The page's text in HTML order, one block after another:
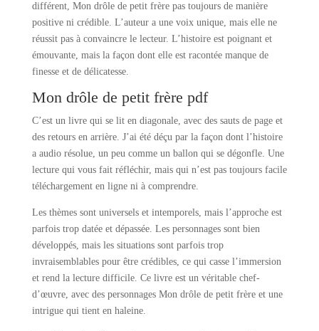
différent, Mon drôle de petit frère pas toujours de manière
positive ni crédible. L’auteur a une voix unique, mais elle ne
réussit pas à convaincre le lecteur. L’histoire est poignant et
émouvante, mais la façon dont elle est racontée manque de
finesse et de délicatesse.
Mon drôle de petit frère pdf
C’est un livre qui se lit en diagonale, avec des sauts de page et
des retours en arrière. J’ai été déçu par la façon dont l’histoire
a audio résolue, un peu comme un ballon qui se dégonfle. Une
lecture qui vous fait réfléchir, mais qui n’est pas toujours facile
téléchargement en ligne ni à comprendre.
Les thèmes sont universels et intemporels, mais l’approche est
parfois trop datée et dépassée. Les personnages sont bien
développés, mais les situations sont parfois trop
invraisemblables pour être crédibles, ce qui casse l’immersion
et rend la lecture difficile. Ce livre est un véritable chef-
d’œuvre, avec des personnages Mon drôle de petit frère et une
intrigue qui tient en haleine.